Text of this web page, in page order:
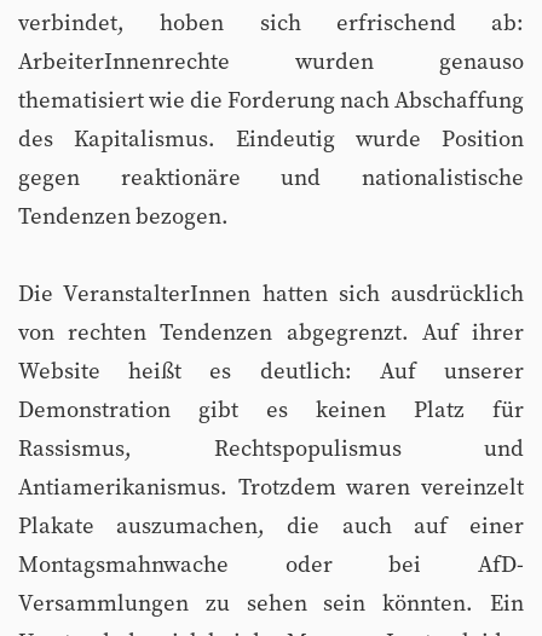
verbindet, hoben sich erfrischend ab:
ArbeiterInnenrechte wurden genauso
thematisiert wie die Forderung nach Abschaffung
des Kapitalismus. Eindeutig wurde Position
gegen reaktionäre und nationalistische
Tendenzen bezogen.
Die VeranstalterInnen hatten sich ausdrücklich
von rechten Tendenzen abgegrenzt. Auf ihrer
Website heißt es deutlich: Auf unserer
Demonstration gibt es keinen Platz für
Rassismus, Rechtspopulismus und
Antiamerikanismus. Trotzdem waren vereinzelt
Plakate auszumachen, die auch auf einer
Montagsmahnwache oder bei AfD-
Versammlungen zu sehen sein könnten. Ein